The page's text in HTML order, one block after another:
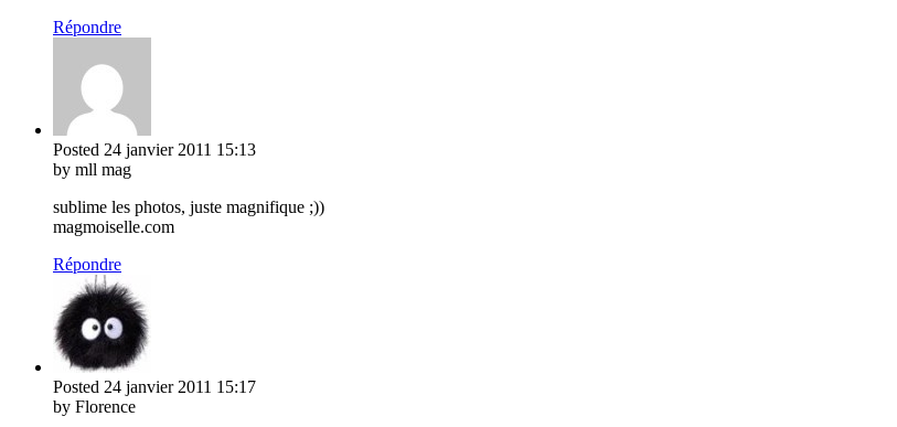
Répondre
Posted 24 janvier 2011 15:13
by mll mag
sublime les photos, juste magnifique ;))
magmoiselle.com
Répondre
Posted 24 janvier 2011 15:17
by Florence